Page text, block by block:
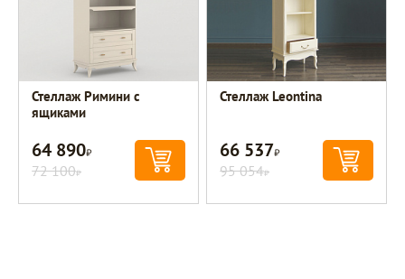
Стеллаж Римини с
ящиками
64 890Р
72 100Р
Стеллаж Leontina
66 537Р
95 054Р